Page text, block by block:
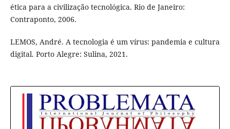
ética para a civilização tecnológica. Rio de Janeiro:
Contraponto, 2006.
LEMOS, André. A tecnologia é um vírus: pandemia e cultura
digital. Porto Alegre: Sulina, 2021.